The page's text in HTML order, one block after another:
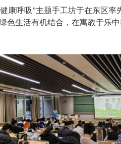
康呼吸”主题手工坊于在东区
色生活有机结合，在寓教于乐